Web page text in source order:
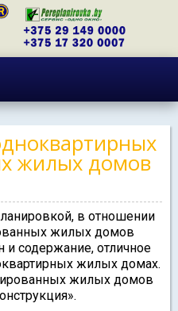
жилых домов
в отношении
жилых домов
содержание, отличное
жилых домах.
жилых домов